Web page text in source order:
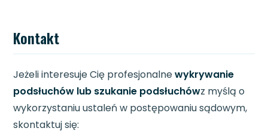
Kontakt
Jeżeli interesuje Cię profesjonalnewykrywanie
podsłuchów lub szukanie podsłuchówz myślą o
wykorzystaniu ustaleń w postępowaniu sądowym,
skontaktuj się: